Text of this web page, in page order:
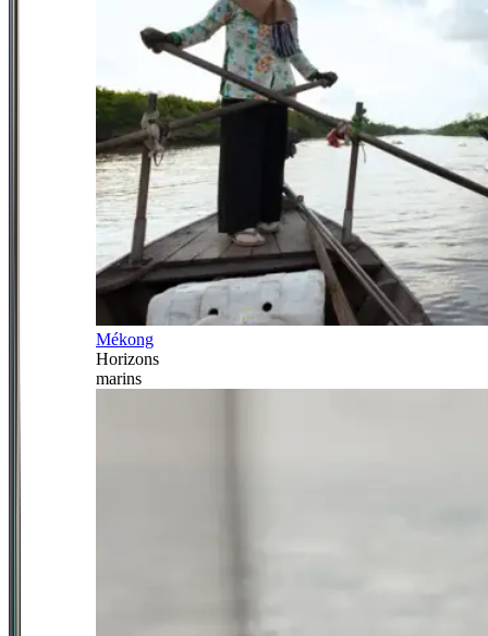
Mékong
Horizons
marins